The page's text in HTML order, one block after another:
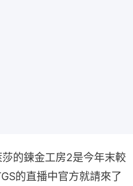
的鍊金工房2是今年末較
的直播中官方就請來了